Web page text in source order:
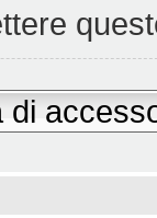
di